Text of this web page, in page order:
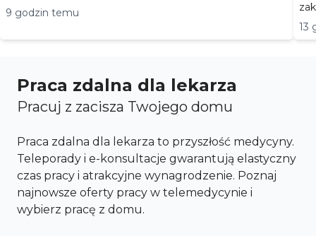
9 godzin temu
13
Praca zdalna dla lekarza
Pracuj z zacisza Twojego domu
Praca zdalna dla lekarza to przyszłość medycyny.
Teleporady i e-konsultacje gwarantują elastyczny
czas pracy i atrakcyjne wynagrodzenie. Poznaj
najnowsze oferty pracy w telemedycynie i
wybierz pracę z domu.